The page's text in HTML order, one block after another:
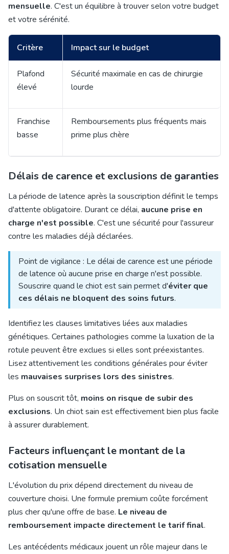
mensuelle. C'est un équilibre à trouver selon votre budget
et votre sérénité.
Critère Impact sur le budget
Plafond
élevé
Sécurité maximale en cas de chirurgie
lourde
Franchise
basse
Remboursements plus fréquents mais
prime plus chère
Délais de carence et exclusions de garanties
La période de latence après la souscription définit le temps
d'attente obligatoire. Durant ce délai, aucune prise en
charge n'est possible. C'est une sécurité pour l'assureur
contre les maladies déjà déclarées.
Point de vigilance : Le délai de carence est une période
de latence où aucune prise en charge n'est possible.
Souscrire quand le chiot est sain permet d'éviter que
ces délais ne bloquent des soins futurs.
Identifiez les clauses limitatives liées aux maladies
génétiques. Certaines pathologies comme la luxation de la
rotule peuvent être exclues si elles sont préexistantes.
Lisez attentivement les conditions générales pour éviter
les mauvaises surprises lors des sinistres.
Plus on souscrit tôt, moins on risque de subir des
exclusions. Un chiot sain est effectivement bien plus facile
à assurer durablement.
Facteurs influençant le montant de la
cotisation mensuelle
L'évolution du prix dépend directement du niveau de
couverture choisi. Une formule premium coûte forcément
plus cher qu'une offre de base. Le niveau de
remboursement impacte directement le tarif final.
Les antécédents médicaux jouent un rôle majeur dans le